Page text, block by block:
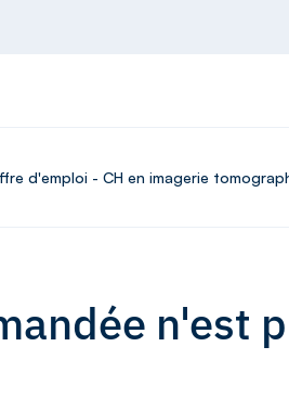
d'emploi - CH en imagerie
n'est